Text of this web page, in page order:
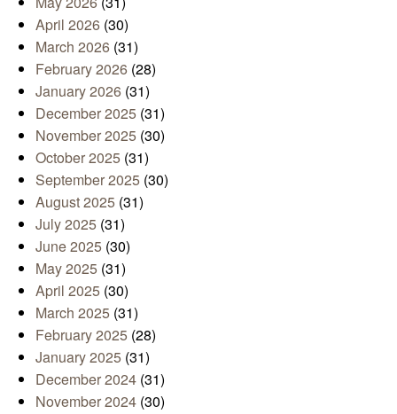
April 2026 (30)
March 2026 (31)
February 2026 (28)
January 2026 (31)
December 2025 (31)
November 2025 (30)
October 2025 (31)
September 2025 (30)
August 2025 (31)
July 2025 (31)
June 2025 (30)
May 2025 (31)
April 2025 (30)
March 2025 (31)
February 2025 (28)
January 2025 (31)
December 2024 (31)
November 2024 (30)